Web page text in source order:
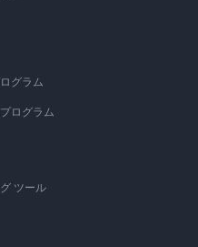
グラム
ログラム
ツール